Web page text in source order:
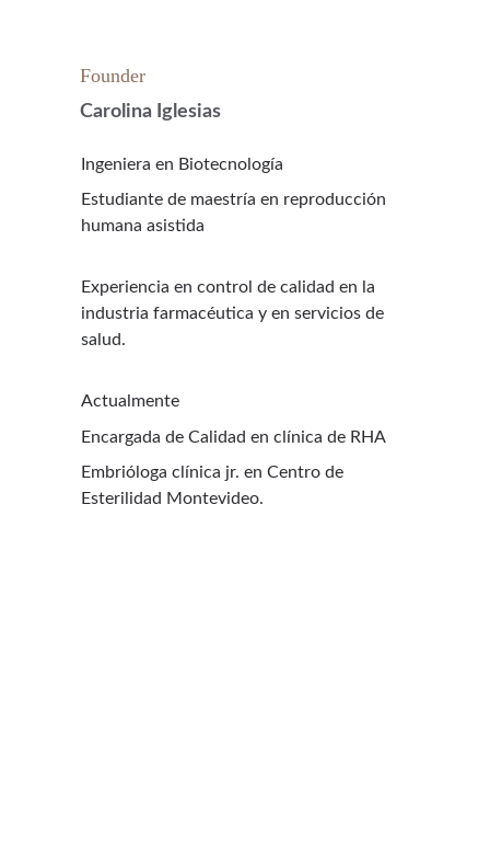
Ingeniera en Biotecnología
Estudiante de maestría en reproducción
humana asistida
Experiencia en control de calidad en la
industria farmacéutica y en servicios de
salud.
Actualmente
Encargada de Calidad en clínica de RHA
Embrióloga clínica jr. en Centro de
Esterilidad Montevideo.
Carolina Iglesias
Founder